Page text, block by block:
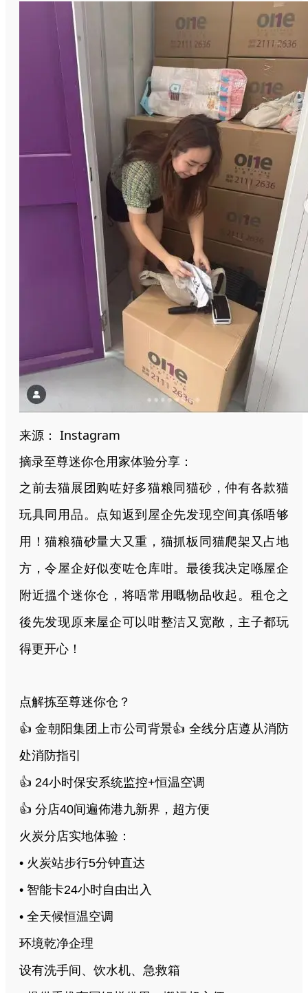
来源： Instagram
摘录至尊迷你仓用家体验分享：
之前去猫展团购咗好多猫粮同猫砂，仲有各款猫
玩具同用品。点知返到屋企先发现空间真係唔够
用！猫粮猫砂量大又重，猫抓板同猫爬架又占地
方，令屋企好似变咗仓库咁。最後我决定喺屋企
附近搵个迷你仓，将唔常用嘅物品收起。租仓之
後先发现原来屋企可以咁整洁又宽敞，主子都玩
得更开心！
点解拣至尊迷你仓？
👍 金朝阳集团上市公司背景👍 全线分店遵从消防
处消防指引
👍 24小时保安系统监控+恒温空调
👍 分店40间遍佈港九新界，超方便
火炭分店实地体验：
• 火炭站步行5分钟直达
• 智能卡24小时自由出入
• 全天候恒温空调
环境乾净企理
设有洗手间、饮水机、急救箱